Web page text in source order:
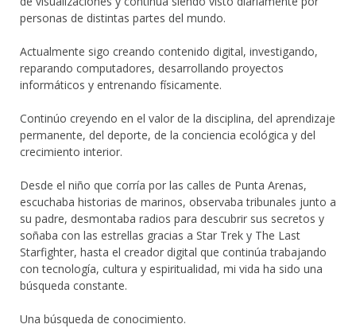
personas de distintas partes del mundo.
Actualmente sigo creando contenido digital, investigando,
reparando computadores, desarrollando proyectos
informáticos y entrenando físicamente.
Continúo creyendo en el valor de la disciplina, del aprendizaje
permanente, del deporte, de la conciencia ecológica y del
crecimiento interior.
Desde el niño que corría por las calles de Punta Arenas,
escuchaba historias de marinos, observaba tribunales junto a
su padre, desmontaba radios para descubrir sus secretos y
soñaba con las estrellas gracias a Star Trek y The Last
Starfighter, hasta el creador digital que continúa trabajando
con tecnología, cultura y espiritualidad, mi vida ha sido una
búsqueda constante.
Una búsqueda de conocimiento.